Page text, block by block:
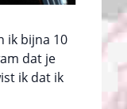
ik bijna 10
dat je
ik dat ik